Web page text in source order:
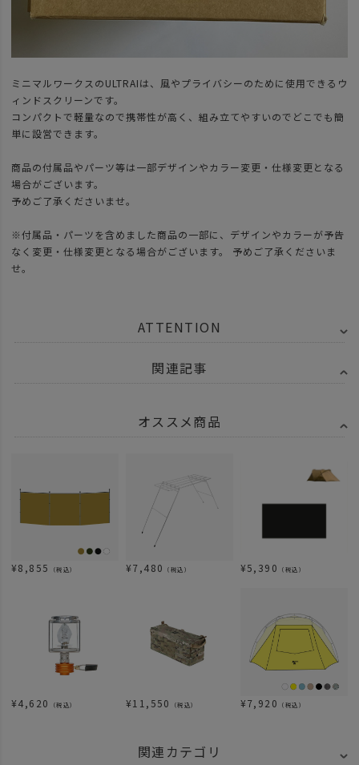
ミニマルワークスのULTRAIは、風やプライバシーのために使用できるウ
ィンドスクリーンです。
コンパクトで軽量なので携帯性が高く、組み立てやすいのでどこでも簡
単に設営できます。
商品の付属品やパーツ等は一部デザインやカラー変更・仕様変更となる
場合がございます。
予めご了承くださいませ。
※付属品・パーツを含めました商品の一部に、デザインやカラーが予告
なく変更・仕様変更となる場合がございます。 予めご了承くださいま
せ。
ATTENTION
関連記事
オススメ商品
¥8,855 （税込） ¥7,480 （税込） ¥5,390 （税込）
¥4,620 （税込） ¥11,550 （税込） ¥7,920 （税込）
関連カテゴリ